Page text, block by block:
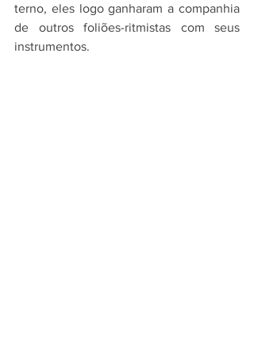
terno, eles logo ganharam a companhia
de outros foliões-ritmistas com seus
instrumentos.